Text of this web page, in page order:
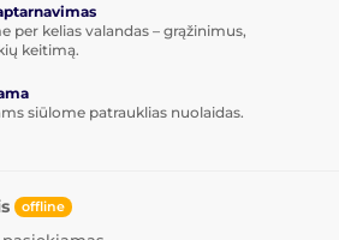
per kelias valandas – grąžinimus,
keitimą.
siūlome patrauklias nuolaidas.
offline